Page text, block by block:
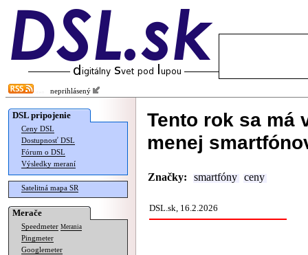
neprihlásený
DSL pripojenie
Ceny DSL
Dostupnosť DSL
Fórum o DSL
Výsledky meraní
Satelitná mapa SR
Merače
Speedmeter Merania
Pingmeter
Googlemeter
Tento rok sa má
menej
Značky: smartfóny ceny
DSL.sk, 16.2.2026